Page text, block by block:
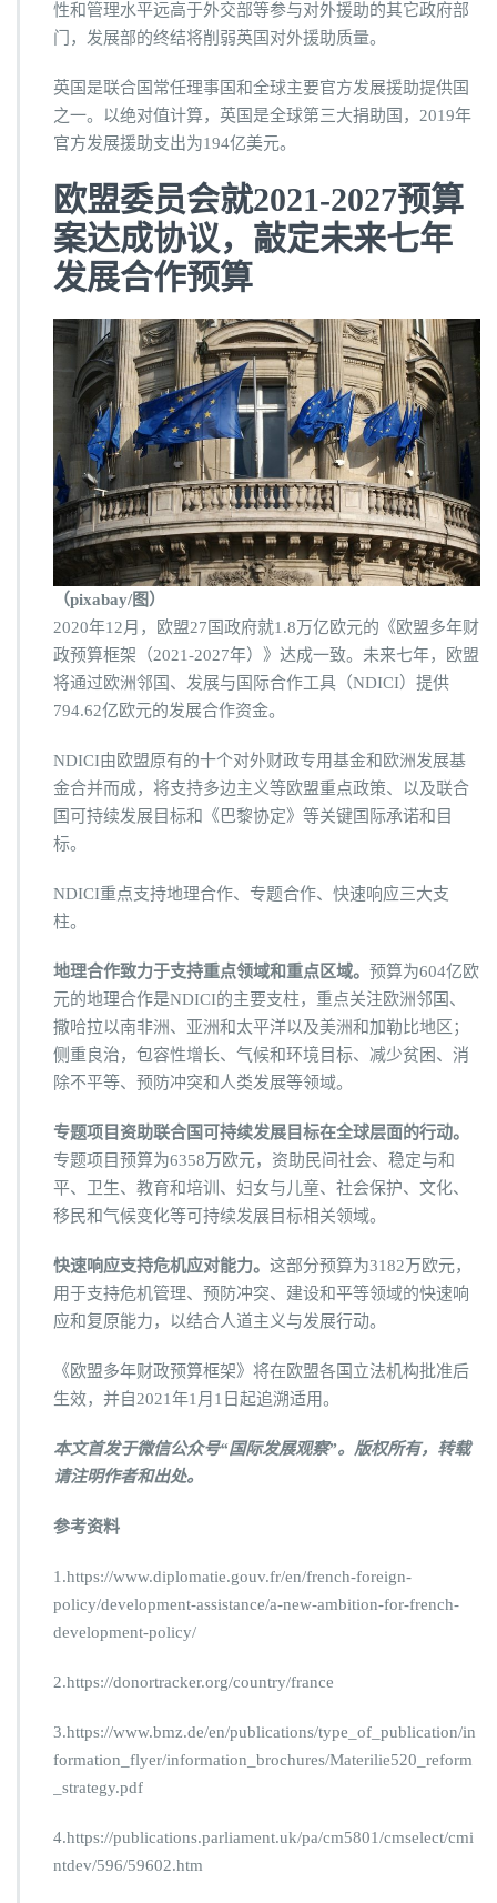
性和管理水平远高于外交部等参与对外援助的其它政府部
门，发展部的终结将削弱英国对外援助质量。
英国是联合国常任理事国和全球主要官方发展援助提供国
之一。以绝对值计算，英国是全球第三大捐助国，2019年
官方发展援助支出为194亿美元。
欧盟委员会就2021-2027预算
案达成协议，敲定未来七年
发展合作预算
（pixabay/图）
2020年12月，欧盟27国政府就1.8万亿欧元的《欧盟多年财
政预算框架（2021-2027年）》达成一致。未来七年，欧盟
将通过欧洲邻国、发展与国际合作工具（NDICI）提供
794.62亿欧元的发展合作资金。
NDICI由欧盟原有的十个对外财政专用基金和欧洲发展基
金合并而成，将支持多边主义等欧盟重点政策、以及联合
国可持续发展目标和《巴黎协定》等关键国际承诺和目
标。
NDICI重点支持地理合作、专题合作、快速响应三大支
柱。
地理合作致力于支持重点领域和重点区域。 预算为604亿欧
元的地理合作是NDICI的主要支柱，重点关注欧洲邻国、
撒哈拉以南非洲、亚洲和太平洋以及美洲和加勒比地区；
侧重良治，包容性增长、气候和环境目标、减少贫困、消
除不平等、预防冲突和人类发展等领域。
专题项目资助联合国可持续发展目标在全球层面的行动。
专题项目预算为6358万欧元，资助民间社会、稳定与和
平、卫生、教育和培训、妇女与儿童、社会保护、文化、
移民和气候变化等可持续发展目标相关领域。
快速响应支持危机应对能力。 这部分预算为3182万欧元，
用于支持危机管理、预防冲突、建设和平等领域的快速响
应和复原能力，以结合人道主义与发展行动。
《欧盟多年财政预算框架》将在欧盟各国立法机构批准后
生效，并自2021年1月1日起追溯适用。
本文首发于微信公众号“国际发展观察”。版权所有，转载
请注明作者和出处。
参考资料
1.https://www.diplomatie.gouv.fr/en/french-foreign-
policy/development-assistance/a-new-ambition-for-french-
development-policy/
2.https://donortracker.org/country/france
3.https://www.bmz.de/en/publications/type_of_publication/in
formation_flyer/information_brochures/Materilie520_reform
_strategy.pdf
4.https://publications.parliament.uk/pa/cm5801/cmselect/cmi
ntdev/596/59602.htm